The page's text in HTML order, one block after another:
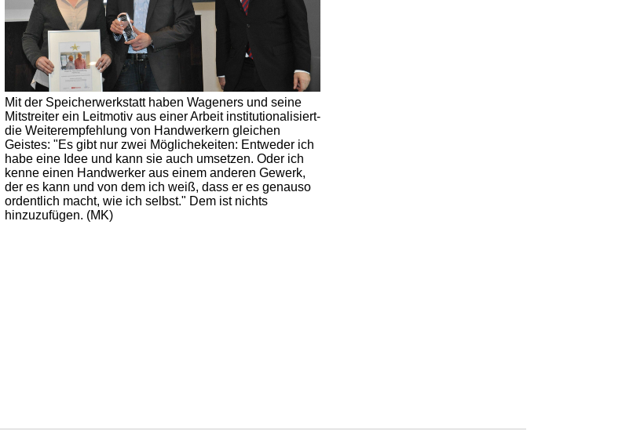
Mit der Speicherwerkstatt haben Wageners und seine
Mitstreiter ein Leitmotiv aus einer Arbeit institutionalisiert-
die Weiterempfehlung von Handwerkern gleichen
Geistes: "Es gibt nur zwei Möglichekeiten: Entweder ich
habe eine Idee und kann sie auch umsetzen. Oder ich
kenne einen Handwerker aus einem anderen Gewerk,
der es kann und von dem ich weiß, dass er es genauso
ordentlich macht, wie ich selbst." Dem ist nichts
hinzuzufügen. (MK)